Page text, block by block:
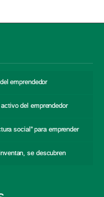
emprendedor
del emprendedor
social” para emprender
se descubren